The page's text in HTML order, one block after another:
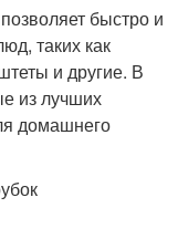
быстро и
таких как
и другие. В
из лучших
домашнего